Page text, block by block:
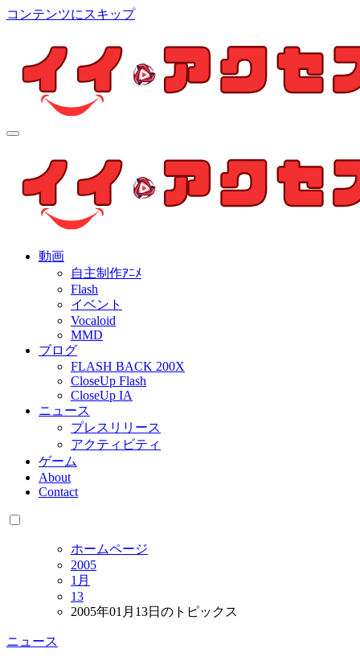
コンテンツにスキップ
個人制作アニメを中心とした動画紹介ブログ
動画
自主制作ｱﾆﾒ
Flash
イベント
Vocaloid
MMD
ブログ
FLASH BACK 200X
CloseUp Flash
CloseUp IA
ニュース
プレスリリース
アクティビティ
ゲーム
About
Contact
ホームページ
2005
1月
13
2005年01月13日のトピックス
ニュース